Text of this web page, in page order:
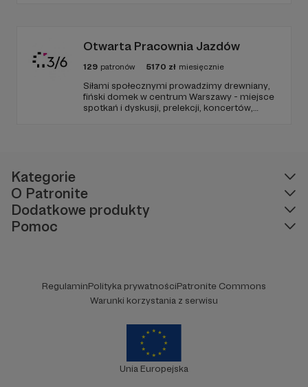
Otwarta Pracownia Jazdów
129 patronów 5170 zł miesięcznie
Siłami społecznymi prowadzimy drewniany,
fiński domek w centrum Warszawy - miejsce
spotkań i dyskusji, prelekcji, koncertów,
Kategorie
O Patronite
Dodatkowe produkty
Pomoc
RegulaminPolityka prywatnościPatronite Commons
Warunki korzystania z serwisu
Unia Europejska